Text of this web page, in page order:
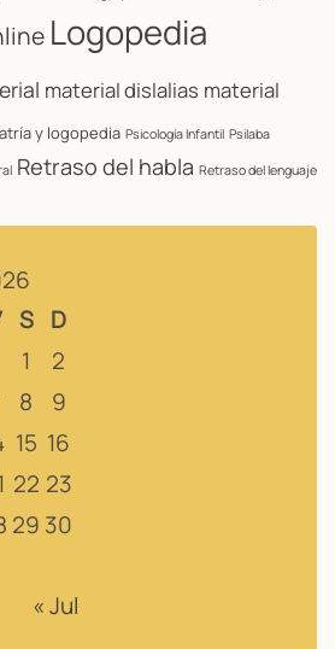
Logopedia
material dislalias material
y logopedia Psicología Infantil Psilaba
Retraso del habla Retraso del lenguaje
S D
1
2
8
9
15 16
22 23
29 30
« Jul